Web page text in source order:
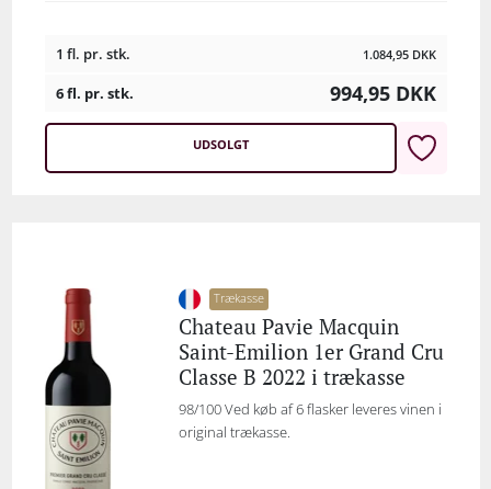
1 fl. pr. stk. 1.084,95 DKK
6 fl. pr. stk. 994,95 DKK
UDSOLGT
Trækasse
Chateau Pavie Macquin
Saint-Emilion 1er Grand Cru
Classe B 2022 i trækasse
98/100 Ved køb af 6 flasker leveres vinen i
original trækasse.